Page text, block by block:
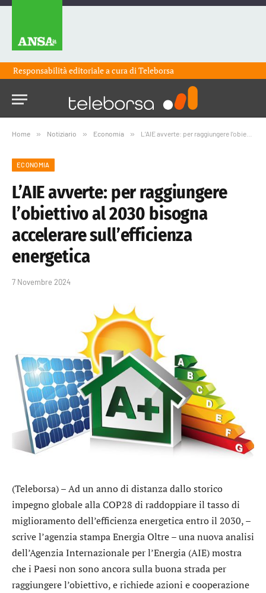
Responsabilità editoriale a cura diTeleborsa
Home » Notiziario » Economia » L’AIE avverte: per raggiungere l’obiettivo al 2030 bisogna accelerare sull’efficienza energetica
ECONOMIA
L’AIE avverte: per raggiungere
l’obiettivo al 2030 bisogna
accelerare sull’efficienza
energetica
7 Novembre 2024
(Teleborsa) – Ad un anno di distanza dallo storico
impegno globale alla COP28 di raddoppiare il tasso di
miglioramento dell’efficienza energetica entro il 2030, –
scrive l’agenzia stampa Energia Oltre – una nuova analisi
dell’Agenzia Internazionale per l’Energia (AIE) mostra
che i Paesi non sono ancora sulla buona strada per
raggiungere l’obiettivo, e richiede azioni e cooperazione